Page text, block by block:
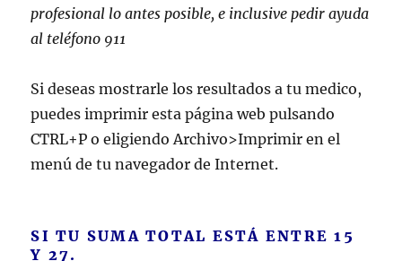
profesional lo antes posible, e inclusive pedir ayuda
al teléfono 911
Si deseas mostrarle los resultados a tu medico,
puedes imprimir esta página web pulsando
CTRL+P o eligiendo Archivo>Imprimir en el
menú de tu navegador de Internet.
SI TU SUMA TOTAL ESTÁ ENTRE 15
Y 27.